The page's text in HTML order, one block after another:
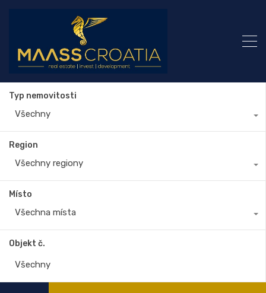
Typ nemovitosti
Všechny
Region
Všechny regiony
Místo
Všechna místa
Objekt č.